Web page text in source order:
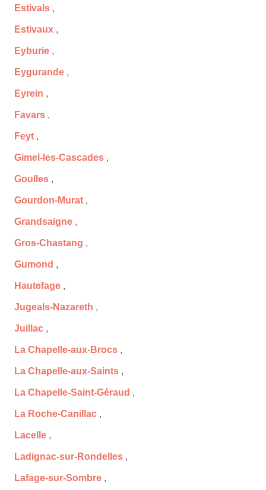
Estivals ,
Estivaux ,
Eyburie ,
Eygurande ,
Eyrein ,
Favars ,
Feyt ,
Gimel-les-Cascades ,
Goulles ,
Gourdon-Murat ,
Grandsaigne ,
Gros-Chastang ,
Gumond ,
Hautefage ,
Jugeals-Nazareth ,
Juillac ,
La Chapelle-aux-Brocs ,
La Chapelle-aux-Saints ,
La Chapelle-Saint-Géraud ,
La Roche-Canillac ,
Lacelle ,
Ladignac-sur-Rondelles ,
Lafage-sur-Sombre ,